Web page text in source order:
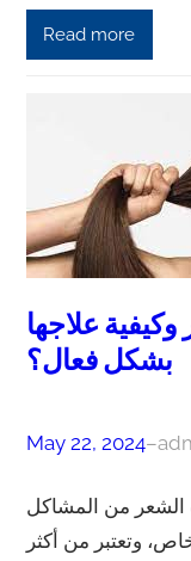
Read more
علاجها
بشكل فعال؟
May 22, 2024–
الشعر من المشاكل
وتعتبر من أكثر